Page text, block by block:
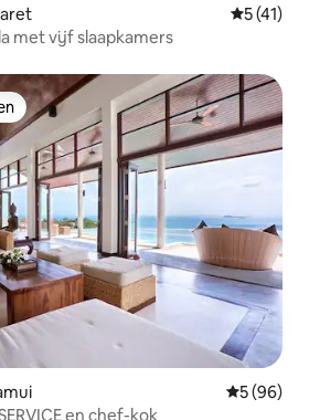
5 (41)
met vijf slaapkamers
5 (96)
en chef-kok